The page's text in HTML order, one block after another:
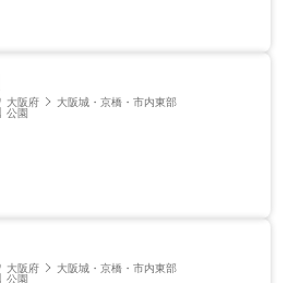
大阪府 大阪城・京橋・市内東部
公園
大阪府 大阪城・京橋・市内東部
公園